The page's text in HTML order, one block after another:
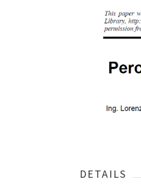
DETAILS